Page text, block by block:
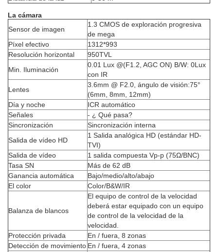
La cámara
Sensor de imagen
1.3 CMOS de exploración progresiva
de mega
Píxel efectivo
1312*993
Resolución horizontal
950TVL
Min. Iluminación
0.01 Lux @(F1.2, AGC ON) B/W: 0Lux
con IR
Lentes
3.6mm @ F2.0, ángulo de visión:75°
(6mm, 8mm, 12mm)
Día y noche
ICR automático
Señales
- ¿ Qué pasa?
Sincronización
Sincronización interna
Salida de vídeo HD
1 Salida analógica HD (estándar HD-
TVI)
Salida de vídeo
1 salida compuesta Vp-p (75Ω/BNC)
Tasa SN
Más de 62 dB
Ganancia automática
Bajo/medio/alto/abajo
El color
Color/B&W/IR
Balanza de blancos
El equipo de control de la velocidad
deberá estar equipado con un equipo
de control de la velocidad de la
velocidad.
Protección privada
En / fuera, 8 zonas
Detección de movimiento En / fuera, 4 zonas